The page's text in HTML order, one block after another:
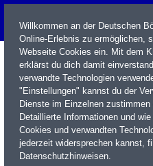
Name / WKN / ISIN / Kürzel
Willkommen an der Deutschen
Online-Erlebnis zu ermöglichen,
Webseite Cookies ein. Mit dem
erklärst du dich damit
verwandte Technologien
"Einstellungen" kannst du der
Dienste im Einzelnen zustimmen
Detaillierte Informationen und
Cookies und verwandten
jederzeit widersprechen kannst,
Datenschutzhinweisen.